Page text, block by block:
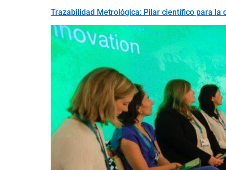
Trazabilidad Metrológica: Pilar científico para la